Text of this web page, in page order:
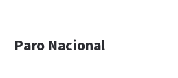
Paro Nacional